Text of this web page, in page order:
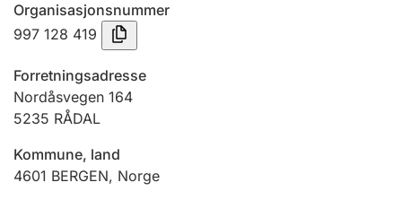
Tinglysing
Jeger
Organisasjonsnummer
997 128 419
Forretningsadresse
Nordåsvegen 164
5235 RÅDAL
Kommune, land
4601 BERGEN, Norge